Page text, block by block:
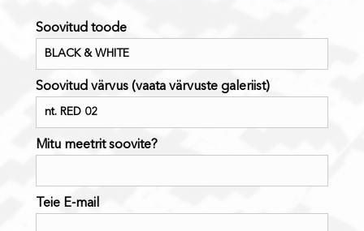
Soovitud toode
Soovitud värvus (vaata värvuste galeriist)
Mitu meetrit soovite?
Teie E-mail